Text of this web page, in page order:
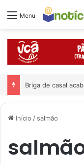
Menu
Briga de casal
Início / salmão